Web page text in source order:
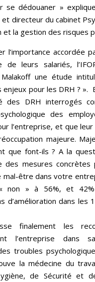
se dédouaner »
directeur du cabinet
et la gestion des risques
l’importance accordée
de leurs salariés,
une étude
enjeux pour les DRH ? ».
des DRH interrogés
des
l’entreprise, et que
majeure.
que font-ils ? A la
des mesures concrètes
mal-être dans votre
non » à 56%, et
d’amélioration dans les
finalement les
l’entreprise dans
troubles
la médecine du
de Sécurité et